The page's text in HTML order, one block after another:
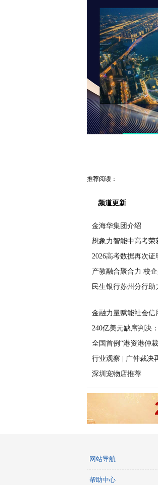
推荐阅读：
频道更新
金海华集团介绍
想象力智能中高考荣
2026高考数据再次
产教融合聚合力 校
民生银行苏州分行助
金融力量赋能社会信
240亿美元缺席判决
全国首例“港资港仲
行业观察 | 广仲裁决
深圳宠物店推荐
网站导航
帮助中心